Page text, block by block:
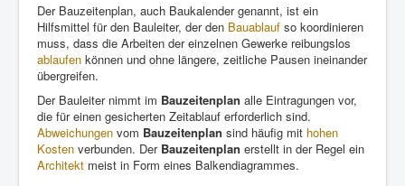
Der Bauzeitenplan, auch Baukalender genannt, ist ein
Hilfsmittel für den Bauleiter, der den Bauablauf so koordinieren
muss, dass die Arbeiten der einzelnen Gewerke reibungslos
ablaufen können und ohne längere, zeitliche Pausen ineinander
übergreifen.
Der Bauleiter nimmt im Bauzeitenplan alle Eintragungen vor,
die für einen gesicherten Zeitablauf erforderlich sind.
Abweichungen vom Bauzeitenplan sind häufig mit hohen
Kosten verbunden. Der Bauzeitenplan erstellt in der Regel ein
Architekt meist in Form eines Balkendiagrammes.